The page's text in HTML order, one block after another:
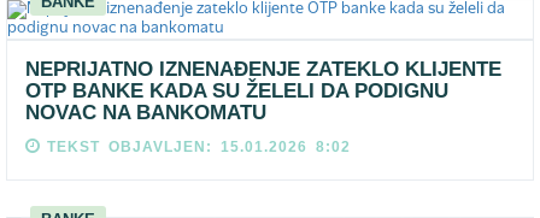
NEPRIJATNO IZNENAĐENJE ZATEKLO KLIJENTE
OTP BANKE KADA SU ŽELELI DA PODIGNU
NOVAC NA BANKOMATU
TEKST OBJAVLJEN: 15.01.2026 8:02